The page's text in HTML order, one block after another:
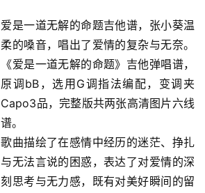
爱是一道无解的命题吉他谱，张小葵温
柔的嗓音，唱出了爱情的复杂与无奈。
《爱是一道无解的命题》吉他弹唱谱，
原调bB，选用G调指法编配，变调夹
Capo3品，完整版共两张高清图片六线
谱。
歌曲描绘了在感情中经历的迷茫、挣扎
与无法言说的困惑，表达了对爱情的深
刻思考与无力感，既有对美好瞬间的留